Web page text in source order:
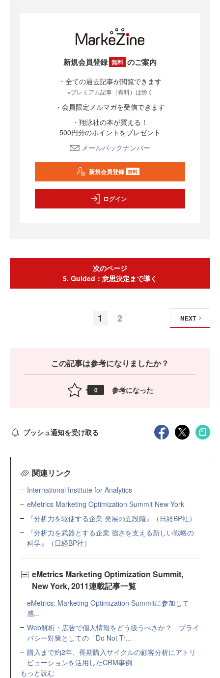
新規会員登録 無料 のご案内
・全ての過去記事が閲覧できます
※プレミアム記事（有料）は除く
・会員限定メルマガを受信できます
・翔泳社の本が買える！
500円分のポイントをプレゼント
メールバックナンバー
新規会員登録 無料
ログイン
次のページ
5. Guided：意思決定まで導く
1 2 NEXT
この記事は参考になりましたか？
0 参考になった
プッシュ通知を受け取る
関連リンク
International Institute for Analytics
eMetrics Marketing Optimization Summit New York
『分析力を駆使する企業 発展の五段階』（日経BP社）
『分析力を武器とする企業 強さを支える新しい戦略の
科学』（日経BP社）
eMetrics Marketing Optimization Summit,
New York, 2011連載記事一覧
eMetrics: Marketing Optimization Summitに参加して
感...
Web解析・広告で個人情報をどう扱うべきか？ プライ
バシー対策としての「Do Not Tr...
購入まで約2年、長期購入サイクルの顧客分析にアトリ
ビューションを活用したCRM事例
もっと読む